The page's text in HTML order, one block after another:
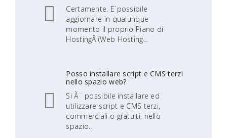
Certamente. E`possibile
aggiornare in qualunque
momento il proprio Piano di
HostingÂ (Web Hosting...
Posso installare script e CMS terzi
nello spazio web?
Si Ã¨ possibile installare ed
utilizzare script e CMS terzi,
commerciali o gratuiti, nello
spazio...